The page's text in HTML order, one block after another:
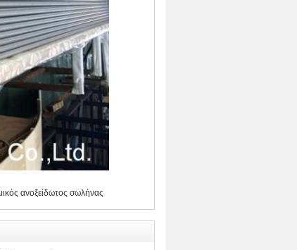
ανοξείδωτος σωλήνας